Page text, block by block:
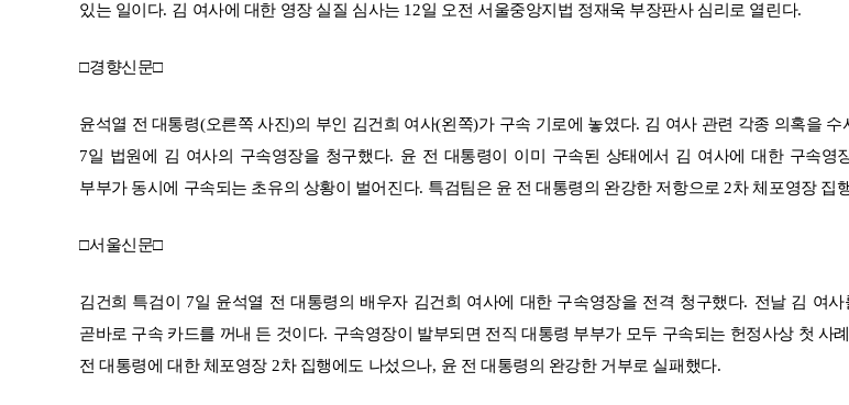
있는 일이다. 김 여사에 대한 영장 실질 심사는 12일 오전 서울중앙지법 정재욱 부장판사 심리로 열린다.
□경향신문□
윤석열 전 대통령(오른쪽 사진)의 부인 김건희 여사(왼쪽)가 구속 기로에 놓였다. 김 여사 관련 각종 의혹을
7일 법원에 김 여사의 구속영장을 청구했다. 윤 전 대통령이 이미 구속된 상태에서 김 여사에 대한 구속영
부부가 동시에 구속되는 초유의 상황이 벌어진다. 특검팀은 윤 전 대통령의 완강한 저항으로 2차 체포영장 집
□서울신문□
김건희 특검이 7일 윤석열 전 대통령의 배우자 김건희 여사에 대한 구속영장을 전격 청구했다. 전날 김 여사
곧바로 구속 카드를 꺼내 든 것이다. 구속영장이 발부되면 전직 대통령 부부가 모두 구속되는 헌정사상 첫 사
전 대통령에 대한 체포영장 2차 집행에도 나섰으나, 윤 전 대통령의 완강한 거부로 실패했다.